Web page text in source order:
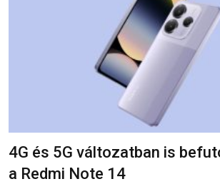
4G és 5G változatban is
a Redmi Note 14